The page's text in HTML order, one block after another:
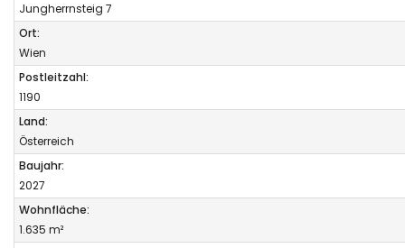
Jungherrnsteig 7
Ort:
Wien
Postleitzahl:
1190
Land:
Österreich
Baujahr:
2027
Wohnfläche:
1.635 m²